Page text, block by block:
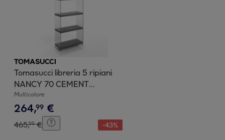
TOMASUCCI
Tomasucci libreria 5 ripiani
NANCY 70 CEMENT
multicolore
Multicolore
264,99 €
465,00 € -43%